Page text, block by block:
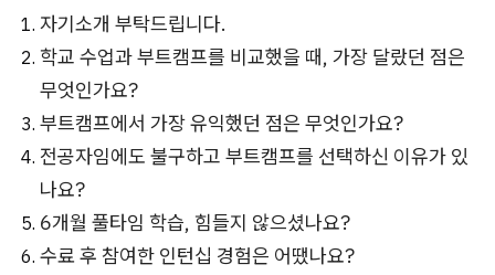
자기소개 부탁드립니다.
학교 수업과 부트캠프를 비교했을 때, 가장 달랐던 점은
무엇인가요?
부트캠프에서 가장 유익했던 점은 무엇인가요?
전공자임에도 불구하고 부트캠프를 선택하신 이유가 있
나요?
6개월 풀타임 학습, 힘들지 않으셨나요?
수료 후 참여한 인턴십 경험은 어땠나요?